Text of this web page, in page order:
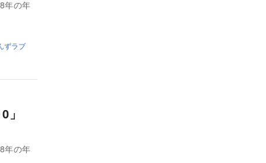
年の年
ずラブ
」
年の年